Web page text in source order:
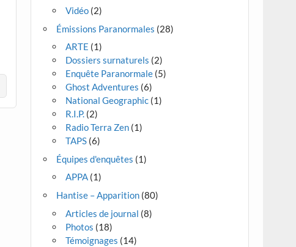
Vidéo (2)
Émissions Paranormales (28)
ARTE (1)
Dossiers surnaturels (2)
Enquête Paranormale (5)
Ghost Adventures (6)
National Geographic (1)
R.I.P. (2)
Radio Terra Zen (1)
TAPS (6)
Équipes d'enquêtes (1)
APPA (1)
Hantise – Apparition (80)
Articles de journal (8)
Photos (18)
Témoignages (14)